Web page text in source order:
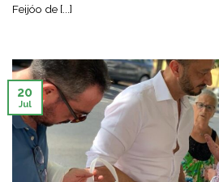
Feijóo de [...]
20
Jul